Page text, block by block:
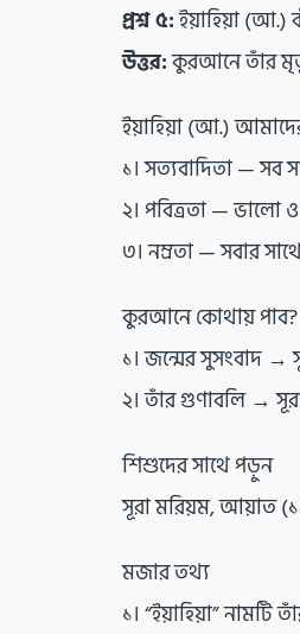
প্রশ্ন ৫:ইয়াহিয়া (আ.)
উত্তর:কুরআনে তাঁর
ইয়াহিয়া (আ.)
১। সত্যবাদিতা — সব
২। পবিত্রতা — ভালো
৩। নম্রতা — সবার
কুরআনে কোথায় পাব?
১। জন্মের সুসংবাদ →
২। তাঁর গুণাবলি →
শিশুদের সাথে পড়ুন
সূরা মরিয়ম, আয়াত
মজার তথ্য
১। “ইয়াহিয়া” নামটি